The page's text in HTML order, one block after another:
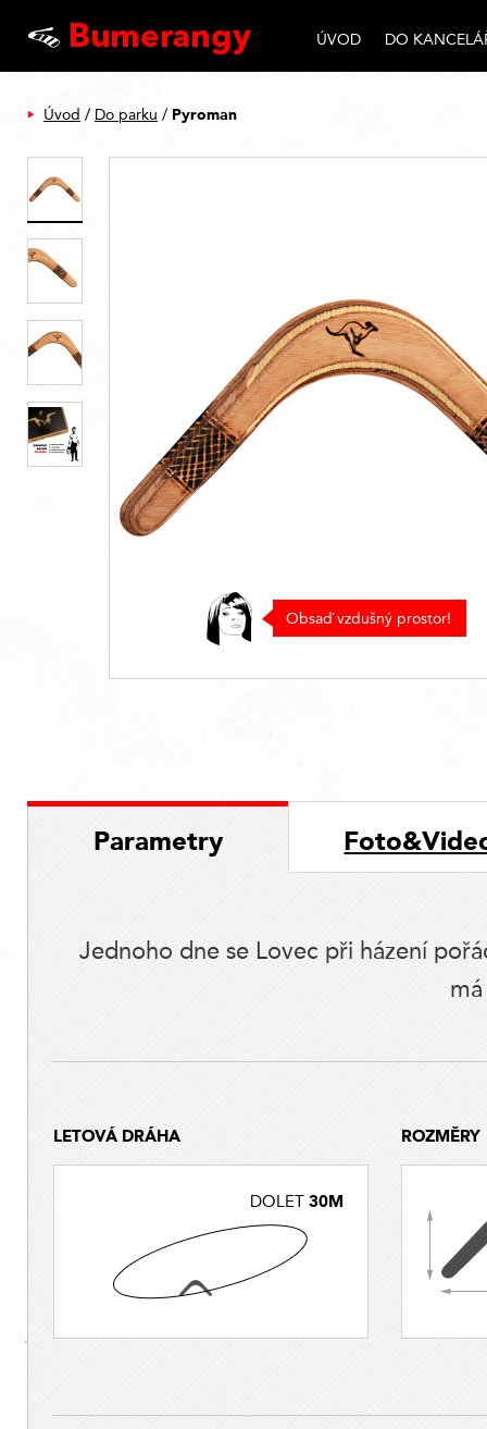
ÚVOD DO
Úvod / Do parku / Pyroman
Obsaď vzdušný prostor!
Parametry
Jednoho dne se Lovec při házení
LETOVÁ DRÁHA
DOLET 30M
ROZMĚRY